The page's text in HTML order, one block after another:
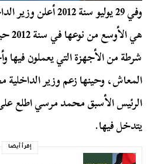
وفي 29 يوليو سنة
المعاش، وحينها زعم وزير
الرئيس الأسبق محمد مرسي اطلع
يتدخل فيها.
إقرأ أيضا